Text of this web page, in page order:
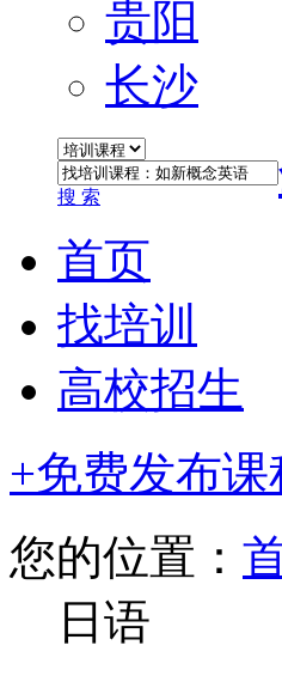
贵阳
长沙
搜 索
首页
找培训
高校招生
+免费发布课
您的位置：
日语